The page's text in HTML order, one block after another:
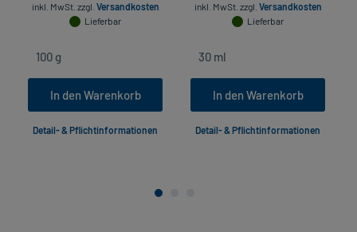
inkl. MwSt. zzgl. Versandkosten
Lieferbar
In den Warenkorb
Detail- & Pflichtinformationen
inkl. MwSt. zzgl. Versandkosten
Lieferbar
In den Warenkorb
Detail- & Pflichtinformationen